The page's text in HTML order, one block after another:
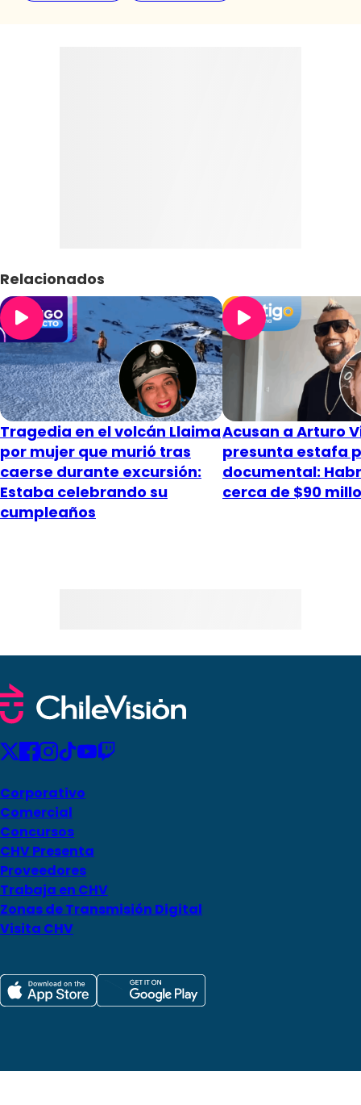
Relacionados
Tragedia en el volcán Llaima
por mujer que murió tras
caerse durante excursión:
Estaba celebrando su
cumpleaños
Acusan a Arturo
presunta estafa
documental:
cerca de $90
Corporativo
Comercial
Concursos
CHV Presenta
Proveedores
Trabaja en CHV
Zonas de Transmisión Digital
Visita CHV